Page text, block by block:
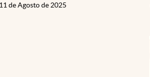
de Agosto de 2025